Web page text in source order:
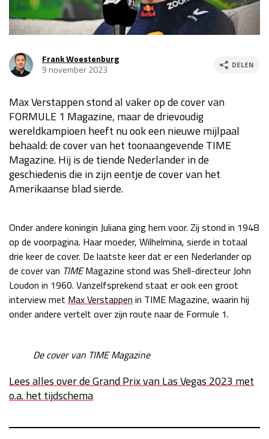
Race
za 13:00 - 15:00
GP VERENIGDE STATEN 2026 23 - 25 okt
Kwalificatie
za 23:00 - 00:00
Race
zo 21:00 - 23:00
Kwalificatie
za 22:00 - 23:00
Race
zo 21:00 - 23:00
GP SÃO PAULO 2026 06 - 08 nov
Kwalificatie
za 19:00 - 20:00
Race
zo 18:00 - 20:00
LAS VEGAS GRAND PRIX 2026 20 - 22 nov
Kwalificatie
za 05:00 - 06:00
GP QATAR 2026
GP ABU DHABI 2026 04 - 06 dec
Kwalificatie
Frank Woestenburg
9 november 2023
DELEN
Max Verstappen stond al vaker op de cover van
FORMULE 1 Magazine, maar de drievoudig
wereldkampioen heeft nu ook een nieuwe mijlpaal
behaald: de cover van het toonaangevende TIME
Magazine. Hij is de tiende Nederlander in de
geschiedenis die in zijn eentje de cover van het
Amerikaanse blad sierde.
Onder andere koningin Juliana ging hem voor. Zij stond in 1948
op de voorpagina. Haar moeder, Wilhelmina, sierde in totaal
drie keer de cover. De laatste keer dat er een Nederlander op
de cover van TIMEMagazine stond was Shell-directeur John
Loudon in 1960. Vanzelfsprekend staat er ook een groot
interview met Max Verstappen in TIME Magazine, waarin hij
onder andere vertelt over zijn route naar de Formule 1.
De cover van TIME Magazine
Lees alles over de Grand Prix van Las Vegas 2023 met
o.a. het tijdschema